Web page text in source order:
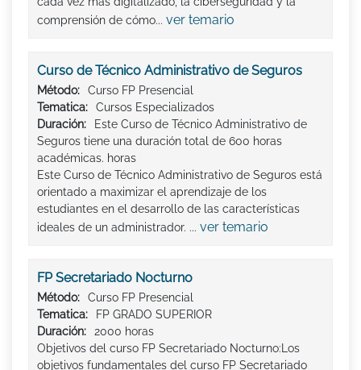
comprensión de cómo... ver temario
Curso de Técnico Administrativo de Seguros
Método:
Curso FP Presencial
Tematica:
Cursos Especializados
Duración:
Este Curso de Técnico Administrativo de
Seguros tiene una duración total de 600 horas
académicas. horas
Este Curso de Técnico Administrativo de Seguros está
orientado a maximizar el aprendizaje de los
estudiantes en el desarrollo de las características
ideales de un administrador. ... ver temario
FP Secretariado Nocturno
Método:
Curso FP Presencial
Tematica:
FP GRADO SUPERIOR
Duración:
2000 horas
Objetivos del curso FP Secretariado Nocturno:Los
objetivos fundamentales del curso FP Secretariado